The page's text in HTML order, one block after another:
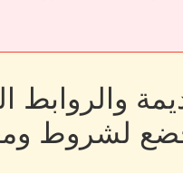
لشروط